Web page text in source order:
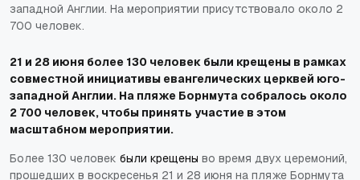
западной Англии. На мероприятии присутствовало около 2
700 человек.
21 и 28 июня более 130 человек были крещены в рамках
совместной инициативы евангелических церквей юго-
западной Англии. На пляже Борнмута собралось около
2 700 человек, чтобы принять участие в этом
масштабном мероприятии.
Более 130 человек были крещены во время двух церемоний,
прошедших в воскресенья 21 и 28 июня на пляже Борнмута